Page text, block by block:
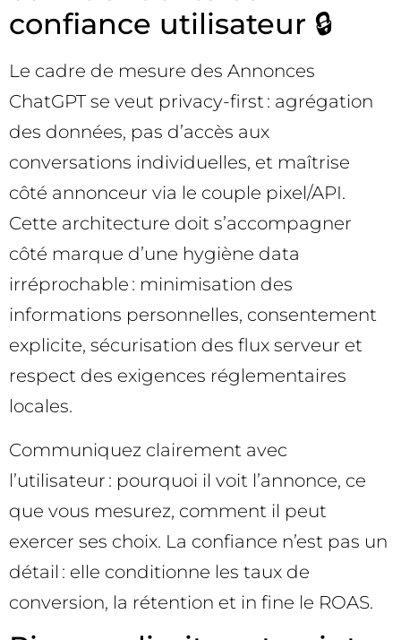
confiance utilisateur 🔒
Le cadre de mesure des Annonces
ChatGPT se veut privacy-first : agrégation
des données, pas d’accès aux
conversations individuelles, et maîtrise
côté annonceur via le couple pixel/API.
Cette architecture doit s’accompagner
côté marque d’une hygiène data
irréprochable : minimisation des
informations personnelles, consentement
explicite, sécurisation des flux serveur et
respect des exigences réglementaires
locales.
Communiquez clairement avec
l’utilisateur : pourquoi il voit l’annonce, ce
que vous mesurez, comment il peut
exercer ses choix. La confiance n’est pas un
détail : elle conditionne les taux de
conversion, la rétention et in fine le ROAS.